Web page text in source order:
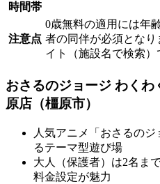
時間帯
注意点
0歳無料の適用には年
者の同伴が必須とな
イト（施設名で検索）
おさるのジョージ わく
原店（橿原市）
人気アニメ「おさるの
るテーマ型遊び場
大人（保護者）は2名ま
料金設定が魅力